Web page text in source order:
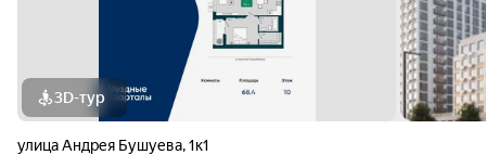
3D-тур
улица Андрея Бушуева,1к1